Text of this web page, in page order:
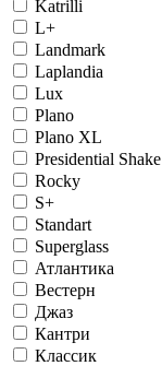
Katrilli
L+
Landmark
Laplandia
Lux
Plano
Plano XL
Presidential Shake
Rocky
S+
Standart
Superglass
Атлантика
Вестерн
Джаз
Кантри
Классик